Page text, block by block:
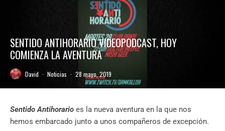
SENTIDO ANTIHORARIO VIDEOPODCAST, HOY
COMIENZA LA AVENTURA
David · Noticias · 28 mayo, 2019
Sentido Antihorario es la nueva aventura en la que nos
hemos embarcado junto a unos compañeros de excepción.